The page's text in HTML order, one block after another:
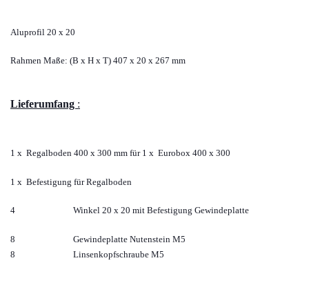
Aluprofil 20 x 20
Rahmen Maße: (B x H x T) 407 x 20 x 267 mm
Lieferumfang :
1 x Regalboden 400 x 300 mm für 1 x Eurobox 400 x 300
1 x Befestigung für Regalboden
4 Winkel 20 x 20 mit Befestigung Gewindeplatte
8
Gewindeplatte Nutenstein M5
8
Linsenkopfschraube M5